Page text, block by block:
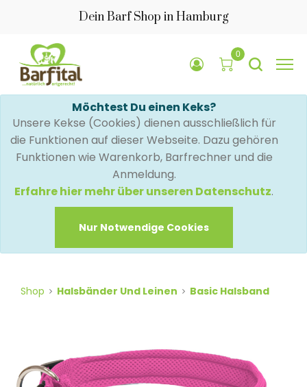
Dein Barf Shop in Hamburg
0
Möchtest Du einen Keks?
Unsere Kekse (Cookies) dienen ausschließlich für
die Funktionen auf dieser Webseite. Dazu gehören
Funktionen wie Warenkorb, Barfrechner und die
Anmeldung.
Erfahre hier mehr über unseren Datenschutz.
Nur Notwendige Cookies
Shop Halsbänder Und Leinen Basic Halsband